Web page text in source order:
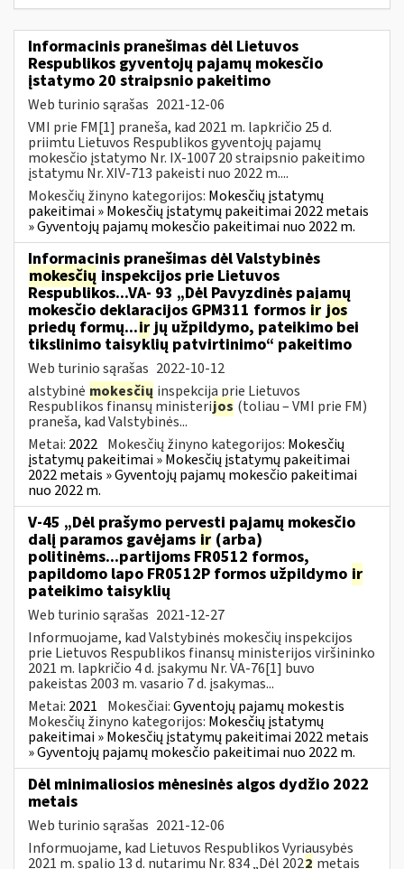
Informacinis pranešimas dėl Lietuvos
Respublikos gyventojų pajamų mokesčio
įstatymo 20 straipsnio pakeitimo
Web turinio sąrašas 2021-12-06
VMI prie FM[1] praneša, kad 2021 m. lapkričio 25 d.
priimtu Lietuvos Respublikos gyventojų pajamų
mokesčio įstatymo Nr. IX-1007 20 straipsnio pakeitimo
įstatymu Nr. XIV-713 pakeisti nuo 2022 m....
Mokesčių žinyno kategorijos: Mokesčių įstatymų
pakeitimai » Mokesčių įstatymų pakeitimai 2022 metais
» Gyventojų pajamų mokesčio pakeitimai nuo 2022 m.
Informacinis pranešimas dėl Valstybinės
mokesčių inspekcijos prie Lietuvos
Respublikos...VA- 93 „Dėl Pavyzdinės pajamų
mokesčio deklaracijos GPM311 formos ir jos
priedų formų...irjų užpildymo, pateikimo bei
tikslinimo taisyklių patvirtinimo“ pakeitimo
Web turinio sąrašas 2022-10-12
alstybinė mokesčių inspekcija prie Lietuvos
Respublikos finansų ministerijos (toliau – VMI prie FM)
praneša, kad Valstybinės...
Metai: 2022 Mokesčių žinyno kategorijos: Mokesčių
įstatymų pakeitimai » Mokesčių įstatymų pakeitimai
2022 metais » Gyventojų pajamų mokesčio pakeitimai
nuo 2022 m.
V-45 „Dėl prašymo pervesti pajamų mokesčio
dalį paramos gavėjams ir (arba)
politinėms...partijoms FR0512 formos,
papildomo lapo FR0512P formos užpildymo ir
pateikimo taisyklių
Web turinio sąrašas 2021-12-27
Informuojame, kad Valstybinės mokesčių inspekcijos
prie Lietuvos Respublikos finansų ministerijos viršininko
2021 m. lapkričio 4 d. įsakymu Nr. VA-76[1] buvo
pakeistas 2003 m. vasario 7 d. įsakymas...
Metai: 2021 Mokesčiai:Gyventojų pajamų mokestis
Mokesčių žinyno kategorijos: Mokesčių įstatymų
pakeitimai » Mokesčių įstatymų pakeitimai 2022 metais
» Gyventojų pajamų mokesčio pakeitimai nuo 2022 m.
Dėl minimaliosios mėnesinės algos dydžio 2022
metais
Web turinio sąrašas 2021-12-06
Informuojame, kad Lietuvos Respublikos Vyriausybės
2021 m. spalio 13 d. nutarimu Nr. 834 „Dėl 2022 metais